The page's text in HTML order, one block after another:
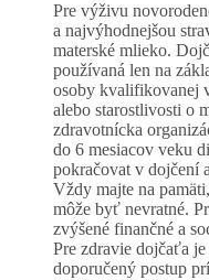
Pre výživu
a najvýhodnejšou
materské mlieko.
používaná len na
osoby kvalifikovanej
alebo starostlivosti o
zdravotnícka
do 6 mesiacov veku
pokračovat v dojčení
Vždy majte na
môže byť nevratné.
zvýšené finančné a
Pre zdravie dojčaťa
doporučený postup